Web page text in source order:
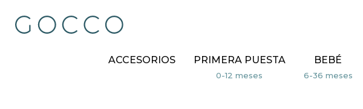
ACCESORIOS PRIMERA PUESTA BEBÉ